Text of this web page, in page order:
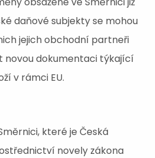
daňové subjekty se mohou
jejich obchodní partneři
novou dokumentaci týkající
v rámci EU.
které je Česká
novely zákona